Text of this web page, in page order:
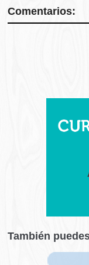
Comentarios:
También